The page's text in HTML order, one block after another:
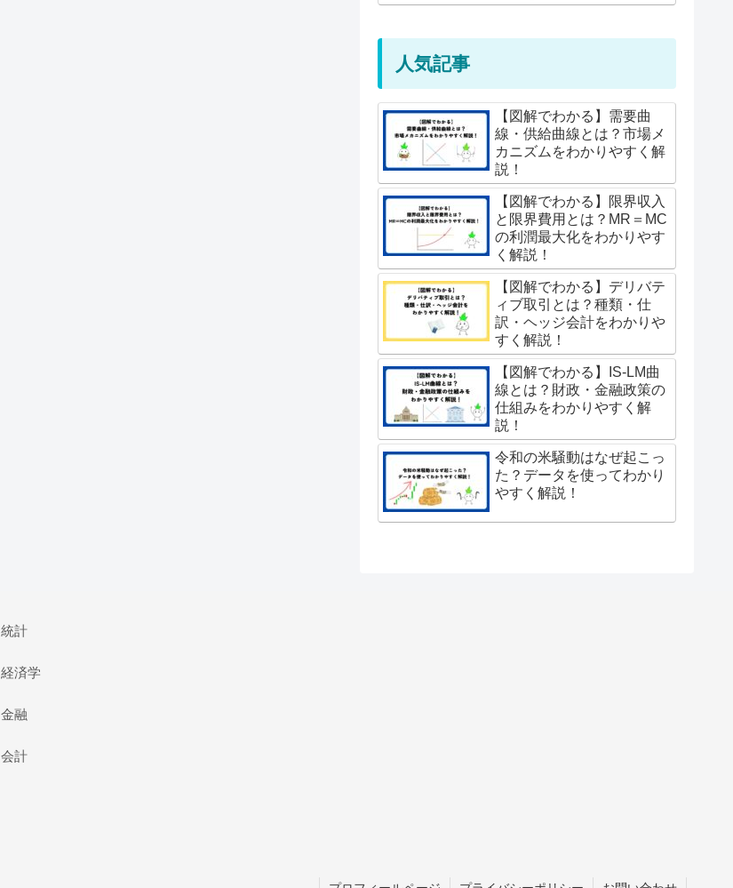
人気記事
【図解でわかる】需要曲
線・供給曲線とは？市場メ
カニズムをわかりやすく解
説！
【図解でわかる】限界収入
と限界費用とは？MR＝MC
の利潤最大化をわかりやす
く解説！
【図解でわかる】デリバテ
ィブ取引とは？種類・仕
訳・ヘッジ会計をわかりや
すく解説！
【図解でわかる】IS-LM曲
線とは？財政・金融政策の
仕組みをわかりやすく解
説！
令和の米騒動はなぜ起こっ
た？データを使ってわかり
やすく解説！
統計
経済学
金融
会計